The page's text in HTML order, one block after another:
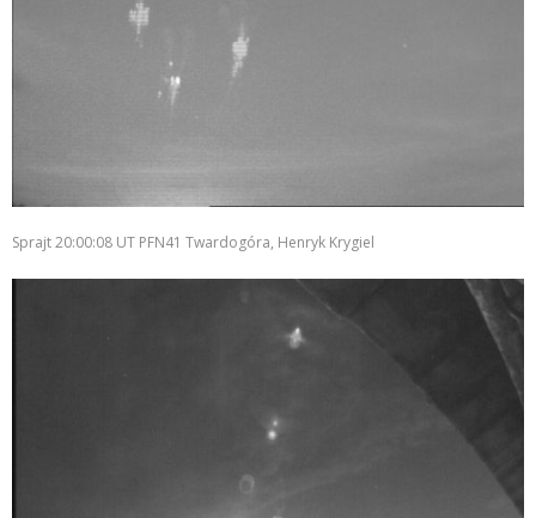
Sprajt 20:00:08 UT PFN41 Twardogóra, Henryk Krygiel